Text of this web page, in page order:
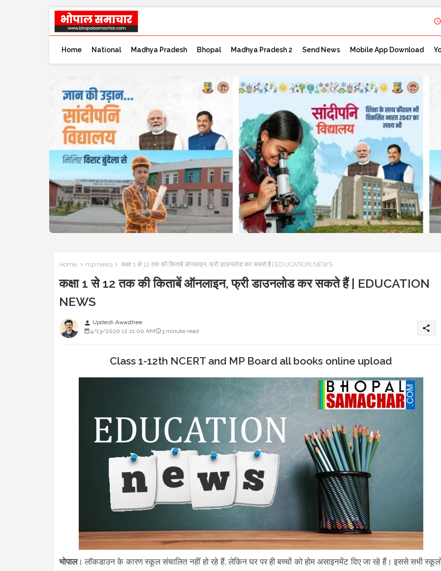
Home National Madhya Pradesh Bhopal Madhya Pradesh 2 Send News Mobile App Download
Home mp news कक्षा 1 से 12 तक की किताबें ऑनलाइन, फ्री डाउनलोड कर सकते हैं | EDUCATION NEWS
कक्षा 1 से 12 तक की किताबें ऑनलाइन, फ्री डाउनलोड कर सकते हैं | EDUCATION
NEWS
person Updesh Awasthee
4/13/2020 12:21:00 AM
3 minute read share
Class 1-12th NCERT and MP Board all books online upload
भोपाल। लॉकडाउन के कारण स्कूल संचालित नहीं हो रहे हैं, लेकिन घर पर ही बच्चों को होम असाइनमेंट दिए जा रहे हैं। इससे सभी